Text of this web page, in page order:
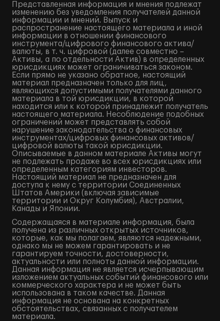
Представленная информация и мнения подлежат
изменению без уведомления получателей данной
информации и мнений. Выпуск и
распространение настоящего материала и иной
информации в отношении финансового
инструмента/цифрового финансового актива/
валюты, в т. ч. цифровой (далее совместно –
Активы, а по отдельности Актив) в определенных
юрисдикциях может ограничиваться законом.
Если прямо не указано обратное, настоящий
материал предназначен только для лиц,
являющихся допустимыми получателями данного
материала в той юрисдикции, в которой
находится или к которой принадлежит получатель
настоящего материала. Несоблюдение подобных
ограничений может представлять собой
нарушение законодательства о финансовых
инструментах/цифровых финансовых активов/
цифровой валюты такой юрисдикции.
Описываемые в данном материале Активы могут
не подлежать продаже во всех юрисдикциях или
определенным категориям инвесторов.
Настоящий материал не предназначен для
доступа к нему с территории Соединенных
Штатов Америки (включая зависимые
территории и Округ Колумбия), Австралии,
Канады и Японии.
Содержащаяся в материале информация, была
получена из различных открытых источников,
которые, как мы полагаем, являются надежными,
однако мы не можем гарантировать и не
гарантируем точности, достоверности,
актуальности или полноты данной информации.
Данная информация не является исчерпывающим
изложением актуальных событий финансового или
коммерческого характера и не может быть
использована в таком качестве. Данная
информация не основана на конкретных
обстоятельствах, связанных с получателем
материала.